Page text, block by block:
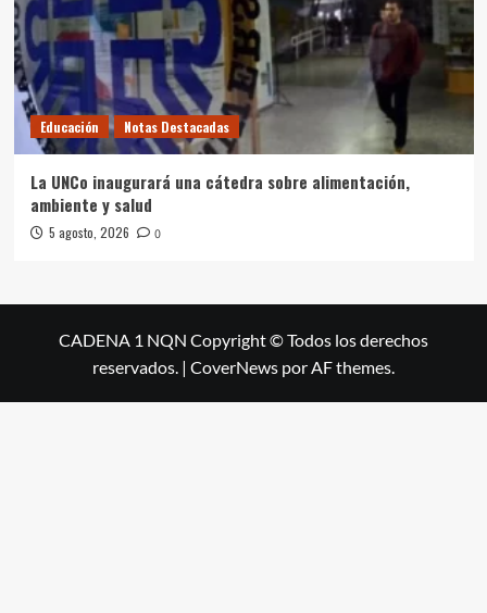
Educación Notas Destacadas
La UNCo inaugurará una cátedra sobre alimentación,
ambiente y salud
5 agosto, 2026 0
CADENA 1 NQN Copyright © Todos los derechos
reservados. | CoverNews por AF themes.